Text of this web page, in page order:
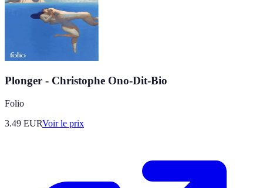
Plonger - Christophe Ono-Dit-Bio
Folio
3.49 EURVoir le prix